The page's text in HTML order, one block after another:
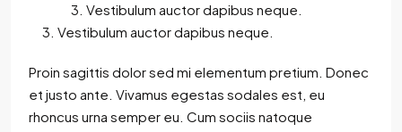
Vestibulum auctor dapibus neque.
Vestibulum auctor dapibus neque.
Proin sagittis dolor sed mi elementum pretium. Donec
et justo ante. Vivamus egestas sodales est, eu
rhoncus urna semper eu. Cum sociis natoque